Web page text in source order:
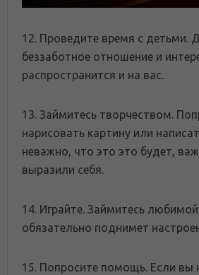
12. Проведите время с детьми.
беззаботное отношение и
распространится и на вас.
13. Займитесь творчеством.
нарисовать картину или
неважно, что это это будет,
выразили себя.
14. Играйте. Займитесь любимой
обязательно поднимет
15. Попросите помощь. Если вы